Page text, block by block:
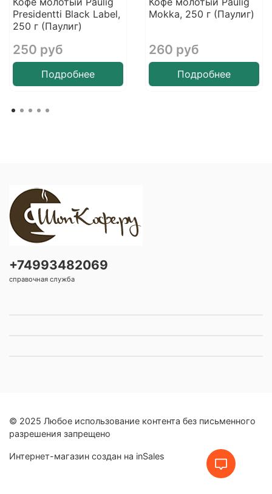
Presidentti Black Label,
250 г (Паулиг)
250 руб
Подробнее
Mokka, 250 г (Паулиг)
260 руб
Подробнее
+74993482069
справочная служба
© 2025 Любое использование контента без письменного
разрешения запрещено
Интернет-магазин создан на inSales